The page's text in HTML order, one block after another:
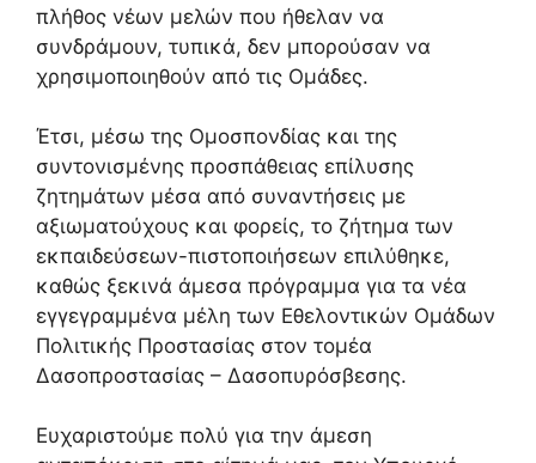
πλήθος νέων μελών που ήθελαν να
συνδράμουν, τυπικά, δεν μπορούσαν να
χρησιμοποιηθούν από τις Ομάδες.
Έτσι, μέσω της Ομοσπονδίας και της
συντονισμένης προσπάθειας επίλυσης
ζητημάτων μέσα από συναντήσεις με
αξιωματούχους και φορείς, το ζήτημα των
εκπαιδεύσεων-πιστοποιήσεων επιλύθηκε,
καθώς ξεκινά άμεσα πρόγραμμα για τα νέα
εγγεγραμμένα μέλη των Εθελοντικών Ομάδων
Πολιτικής Προστασίας στον τομέα
Δασοπροστασίας – Δασοπυρόσβεσης.
Ευχαριστούμε πολύ για την άμεση